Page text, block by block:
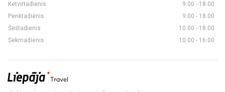
Ketvirtadienis
9.00 - 18.00
Penktadienis
9.00 - 18.00
Šeštadienis
10.00 - 18.00
Sekmadienis
10.00 - 16.00